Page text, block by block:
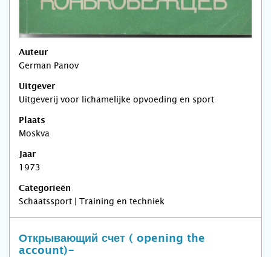
Auteur
German Panov
Uitgever
Uitgeverij voor lichamelijke opvoeding en sport
Plaats
Moskva
Jaar
1973
Categorieën
Schaatssport | Training en techniek
Открывающий счет ( opening the
account)-